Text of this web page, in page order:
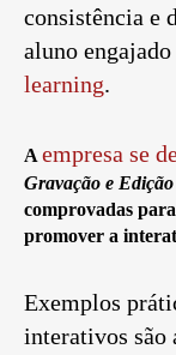
consistência e
aluno
learning.
A empresa se
Gravação e
comprovadas
promover a
Exemplos
interativos são